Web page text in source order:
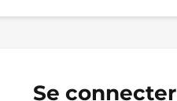
Se connecter